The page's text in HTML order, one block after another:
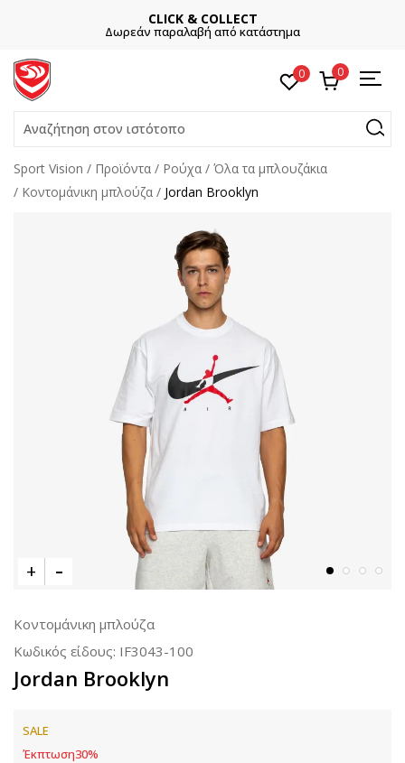
CLICK & COLLECT
Δωρεάν παραλαβή από κατάστημα
0 0
Αναζήτηση στον ιστότοπο
Sport Vision Προϊόντα Ρούχα
Όλα τα μπλουζάκια
Κοντομάνικη μπλούζα
Jordan Brooklyn
Κοντομάνικη μπλούζα
Κωδικός είδους: IF3043-100
Jordan Brooklyn
SALE
Έκπτωση30%